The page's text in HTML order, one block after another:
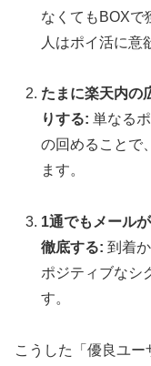
なくてもBOXで
人はポイ活に意
たまに楽天内の
りする: 単なる
の回めることで
ます。
1通でもメール
徹底する: 到着
ポジティブなシ
す。
こうした「優良ユ